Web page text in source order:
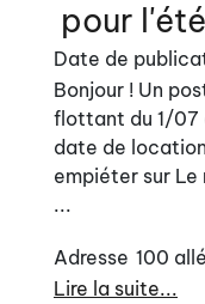
pour l'été
Date de
Bonjour ! Un
flottant du 1/07
date de
empiéter sur Le
...
Adresse 100
Lire la suite...